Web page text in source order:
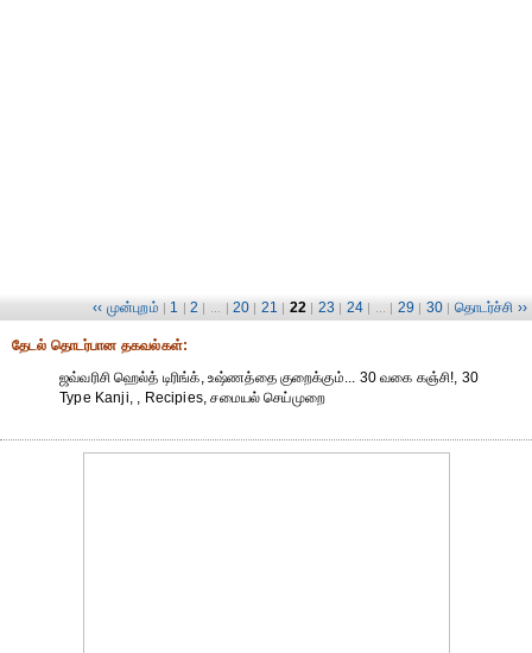
‹‹ முன்புறம் | 1 | 2 | ... | 20 | 21 | 22 | 23 | 24 | ... | 29 | 30 | தொடர்ச்சி ››
தேட‌ல் தொட‌ர்பான தகவ‌ல்க‌ள்:
ஜவ்வரிசி ஹெல்த் டிரிங்க், உஷ்ணத்தை குறைக்கும்... 30 வகை கஞ்சி!, 30
Type Kanji, , Recipies, சமையல் செய்முறை